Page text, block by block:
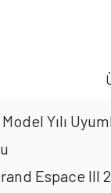
Yılı
Espace III